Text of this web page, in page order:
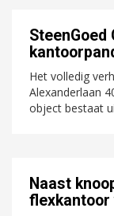
SteenGoed
Het volledig
Alexanderlaan
object bestaat
Naast
flexkantoor